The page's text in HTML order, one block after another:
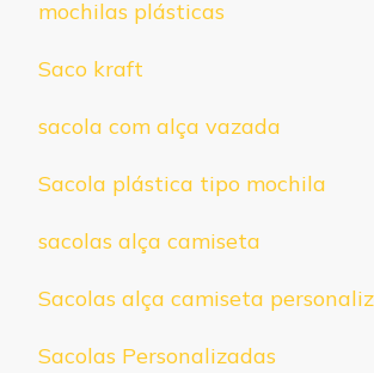
mochilas plásticas
Saco kraft
sacola com alça vazada
Sacola plástica tipo mochila
sacolas alça camiseta
Sacolas alça camiseta
Sacolas Personalizadas